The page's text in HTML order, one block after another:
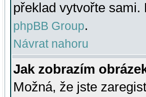
překlad vytvořte
phpBB Group.
Návrat nahoru
Jak zobrazím
Možná, že jste